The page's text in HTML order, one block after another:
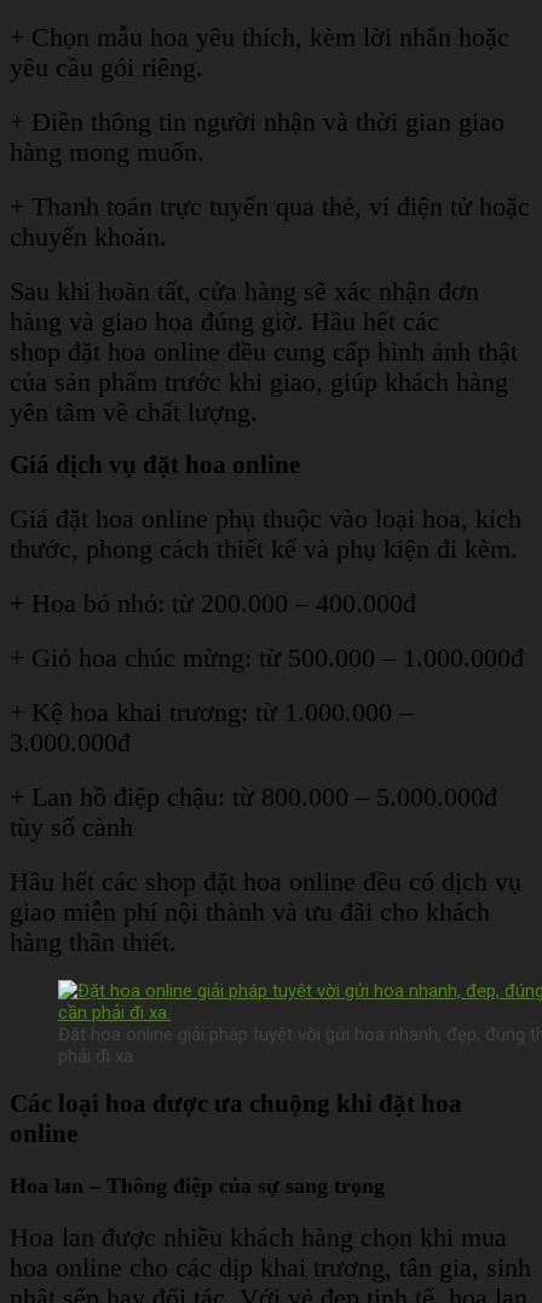
+ Chọn mẫu hoa yêu thích, kèm lời nhắn hoặc
yêu cầu gói riêng.
+ Điền thông tin người nhận và thời gian giao
hàng mong muốn.
+ Thanh toán trực tuyến qua thẻ, ví điện tử hoặc
chuyển khoản.
Sau khi hoàn tất, cửa hàng sẽ xác nhận đơn
hàng và giao hoa đúng giờ. Hầu hết các
shop đặt hoa online đều cung cấp hình ảnh thật
của sản phẩm trước khi giao, giúp khách hàng
yên tâm về chất lượng.
Giá dịch vụ đặt hoa online
Giá đặt hoa online phụ thuộc vào loại hoa, kích
thước, phong cách thiết kế và phụ kiện đi kèm.
+ Hoa bó nhỏ: từ 200.000 – 400.000đ
+ Giỏ hoa chúc mừng: từ 500.000 – 1.000.000đ
+ Kệ hoa khai trương: từ 1.000.000 –
3.000.000đ
+ Lan hồ điệp chậu: từ 800.000 – 5.000.000đ
tùy số cành
Hầu hết các shop đặt hoa online đều có dịch vụ
giao miễn phí nội thành và ưu đãi cho khách
hàng thân thiết.
Đặt hoa online giải pháp tuyệt vời gửi hoa nhanh, đẹp, đúng
phải đi xa.
Các loại hoa được ưa chuộng khi đặt hoa
online
Hoa lan – Thông điệp của sự sang trọng
Hoa lan được nhiều khách hàng chọn khi mua
hoa online cho các dịp khai trương, tân gia, sinh